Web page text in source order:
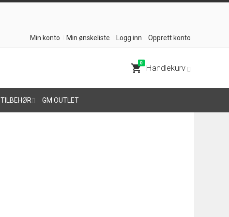
Min konto Min ønskeliste Logg inn Opprett konto
shopping_cart
0
Handlekurv
TILBEHØR GM OUTLET